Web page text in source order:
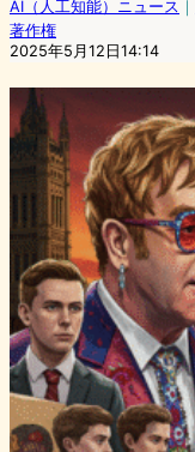
AI（人工知能）ニュース ｜
著作権
2025年5月12日14:14